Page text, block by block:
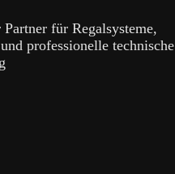
für Regalsysteme,
professionelle technische